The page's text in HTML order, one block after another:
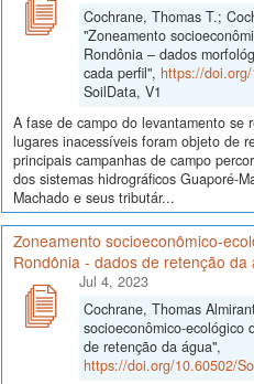
Cochrane, Thomas T.;
"Zoneamento
Rondônia – dados
cada perfil", https://
SoilData, V1
A fase de campo do levantamento se
lugares inacessíveis foram objeto de
principais campanhas de campo
dos sistemas hidrográficos Guaporé-
Machado e seus tributár...
Zoneamento socioeconômico-
Rondônia - dados de retenção da
Jul 4, 2023
Cochrane, Thomas
socioeconômico-ecológico
de retenção da água",
https://doi.org/10.60502/